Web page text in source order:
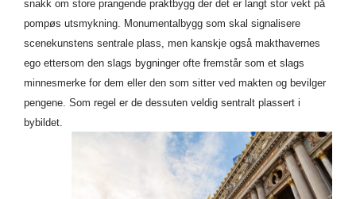
snakk om store prangende praktbygg der det er langt stor vekt på
pompøs utsmykning. Monumentalbygg som skal signalisere
scenekunstens sentrale plass, men kanskje også makthavernes
ego ettersom den slags bygninger ofte fremstår som et slags
minnesmerke for dem eller den som sitter ved makten og bevilger
pengene. Som regel er de dessuten veldig sentralt plassert i
bybildet.